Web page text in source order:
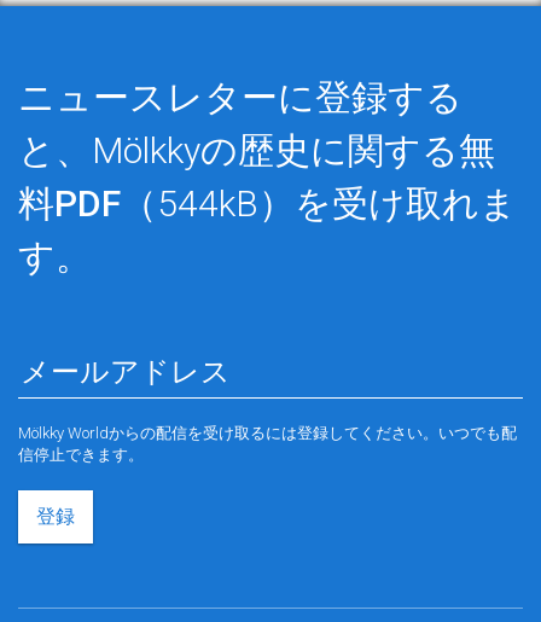
ニュースレターに登録する
と、Mölkkyの歴史に関する無
料PDF （544kB）を受け取れま
す。
Mölkky Worldからの配信を受け取るには登録してください。いつでも配
信停止できます。
登録